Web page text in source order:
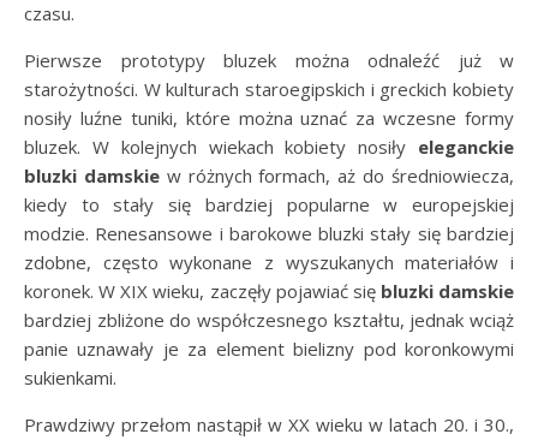
czasu.
Pierwsze prototypy bluzek można odnaleźć już w
starożytności. W kulturach staroegipskich i greckich kobiety
nosiły luźne tuniki, które można uznać za wczesne formy
bluzek. W kolejnych wiekach kobiety nosiły eleganckie
bluzki damskie w różnych formach, aż do średniowiecza,
kiedy to stały się bardziej popularne w europejskiej
modzie. Renesansowe i barokowe bluzki stały się bardziej
zdobne, często wykonane z wyszukanych materiałów i
koronek. W XIX wieku, zaczęły pojawiać się bluzki damskie
bardziej zbliżone do współczesnego kształtu, jednak wciąż
panie uznawały je za element bielizny pod koronkowymi
sukienkami.
Prawdziwy przełom nastąpił w XX wieku w latach 20. i 30.,